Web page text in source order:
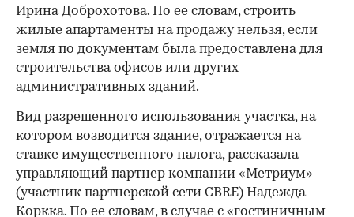
Ирина Доброхотова. По ее словам, строить
жилые апартаменты на продажу нельзя, если
земля по документам была предоставлена для
строительства офисов или других
административных зданий.
Вид разрешенного использования участка, на
котором возводится здание, отражается на
ставке имущественного налога, рассказала
управляющий партнер компании «Метриум»
(участник партнерской сети CBRE) Надежда
Коркка. По ее словам, в случае с «гостиничным